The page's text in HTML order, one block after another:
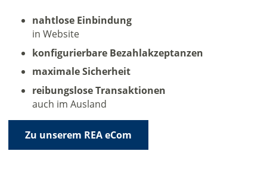
nahtlose Einbindung
in Website
konfigurierbare Bezahlakzeptanzen
maximale Sicherheit
reibungslose Transaktionen
auch im Ausland
Zu unserem REA eCom